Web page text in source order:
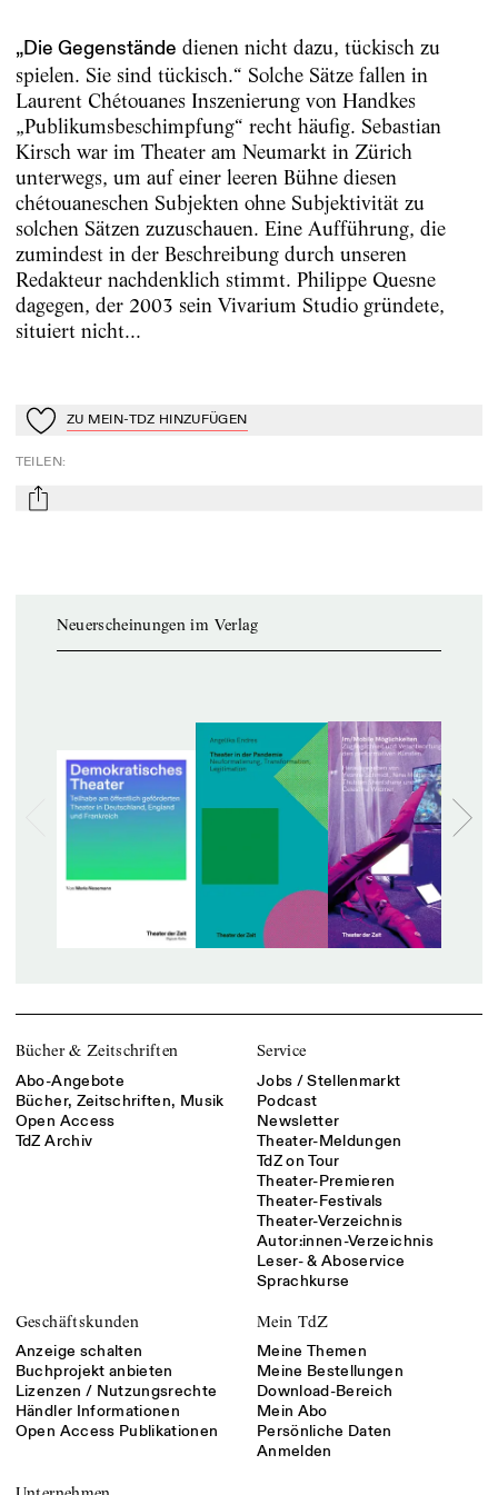
„Die Gegenstände dienen nicht dazu, tückisch zu
spielen. Sie sind tückisch.“ Solche Sätze fallen in
Laurent Chétouanes Inszenierung von Handkes
„Publikumsbeschimpfung“ recht häufig. Sebastian
Kirsch war im Theater am Neumarkt in Zürich
unterwegs, um auf einer leeren Bühne diesen
chétouaneschen Subjekten ohne Subjektivität zu
solchen Sätzen zuzuschauen. Eine Aufführung, die
zumindest in der Beschreibung durch unseren
Redakteur nachdenklich stimmt. Philippe Quesne
dagegen, der 2003 sein Vivarium Studio gründete,
situiert nicht...
Zu Mein-TdZ hinzufügen
ZU MEIN-TDZ HINZUFÜGEN
TEILEN:
mail
Neuerscheinungen im Verlag
Bücher & Zeitschriften
Abo-Angebote
Bücher, Zeitschriften, Musik
Open Access
TdZ Archiv
Service
Jobs / Stellenmarkt
Podcast
Newsletter
Theater-Meldungen
TdZ on Tour
Theater-Premieren
Theater-Festivals
Theater-Verzeichnis
Autor:innen-Verzeichnis
Leser- & Aboservice
Sprachkurse
Geschäftskunden
Anzeige schalten
Buchprojekt anbieten
Lizenzen / Nutzungsrechte
Händler Informationen
Open Access Publikationen
Mein TdZ
Meine Themen
Meine Bestellungen
Download-Bereich
Mein Abo
Persönliche Daten
Anmelden